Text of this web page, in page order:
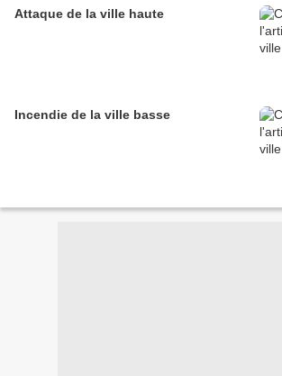
Attaque de la ville haute
Incendie de la ville basse